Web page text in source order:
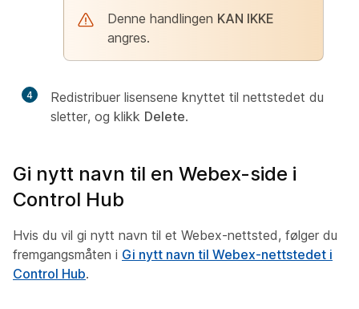
Denne handlingen KAN IKKE
angres.
4
Redistribuer lisensene knyttet til nettstedet du
sletter, og klikk Delete.
Gi nytt navn til en Webex-side i
Control Hub
Hvis du vil gi nytt navn til et Webex-nettsted, følger du
fremgangsmåten i Gi nytt navn til Webex-nettstedet i
Control Hub.